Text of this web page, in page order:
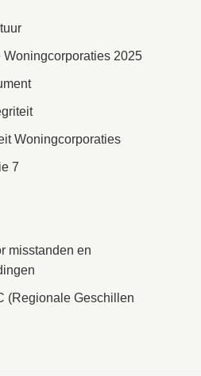
2025
Woningcorporaties
7
misstanden en
(Regionale Geschillen